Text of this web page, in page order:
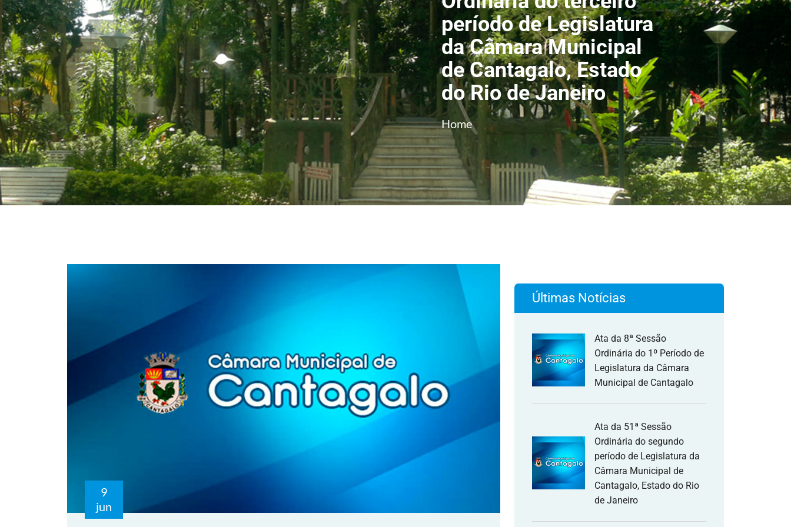
período de Legislatura
da Câmara Municipal
de Cantagalo, Estado
do Rio de Janeiro
Home
9
jun
Últimas Notícias
Ata da 8ª Sessão
Ordinária do 1º Período de
Legislatura da Câmara
Municipal de Cantagalo
Ata da 51ª Sessão
Ordinária do segundo
período de Legislatura da
Câmara Municipal de
Cantagalo, Estado do Rio
de Janeiro